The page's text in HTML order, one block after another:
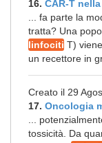
16. CAR-T
... fa parte la
tratta? Una
linfociti T)
un recettore in
Creato il 29
17. Oncologia
...
tossicità. Da